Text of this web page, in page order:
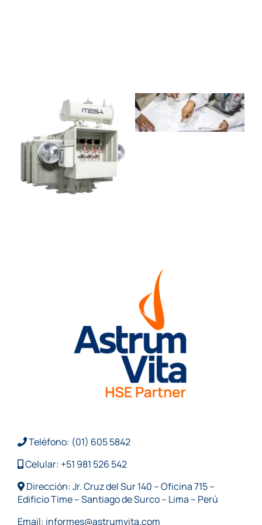
Teléfono: (01) 605 5842
Celular: +51 981 526 542
Dirección: Jr. Cruz del Sur 140 – Oficina 715 –
Edificio Time – Santiago de Surco – Lima – Perú
Email: informes@astrumvita.com